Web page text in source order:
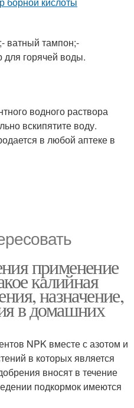
ватный тампон;-
для горячей воды.
водного раствора
вскипятите воду.
в любой аптеке в
применение
калийная
назначение,
в домашних
NPK вместе с азотом и
в которых является
вносят в течение
подкормок имеются